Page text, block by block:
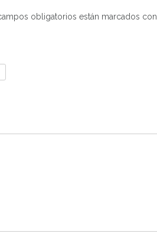
obligatorios están marcados con